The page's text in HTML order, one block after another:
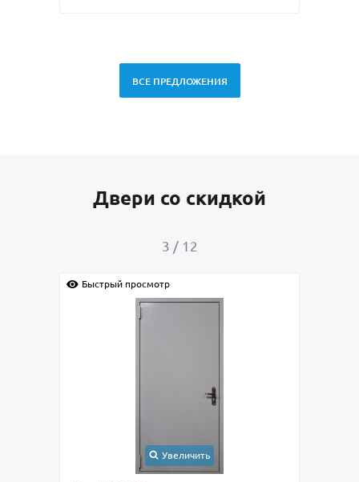
ВСЕ ПРЕДЛОЖЕНИЯ
Двери со скидкой
3 / 12
Быстрый просмотр
Увеличить